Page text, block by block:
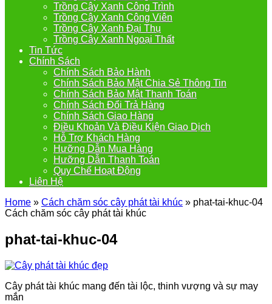
Trồng Cây Xanh Công Trình
Trồng Cây Xanh Công Viên
Trồng Cây Xanh Đại Thụ
Trồng Cây Xanh Ngoại Thất
Tin Tức
Chính Sách
Chính Sách Bảo Hành
Chính Sách Bảo Mật Chia Sẻ Thông Tin
Chính Sách Bảo Mật Thanh Toán
Chính Sách Đổi Trả Hàng
Chính Sách Giao Hàng
Điều Khoản Và Điều Kiện Giao Dịch
Hỗ Trợ Khách Hàng
Hưỡng Dẫn Mua Hàng
Hưỡng Dẫn Thanh Toán
Quy Chế Hoạt Động
Liên Hệ
Home » Cách chăm sóc cây phát tài khúc » phat-tai-khuc-04
Cách chăm sóc cây phát tài khúc
phat-tai-khuc-04
Cây phát tài khúc mang đến tài lộc, thinh vượng và sự may
mắn